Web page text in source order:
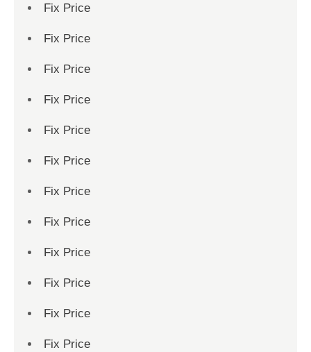
Fix Price
Fix Price
Fix Price
Fix Price
Fix Price
Fix Price
Fix Price
Fix Price
Fix Price
Fix Price
Fix Price
Fix Price